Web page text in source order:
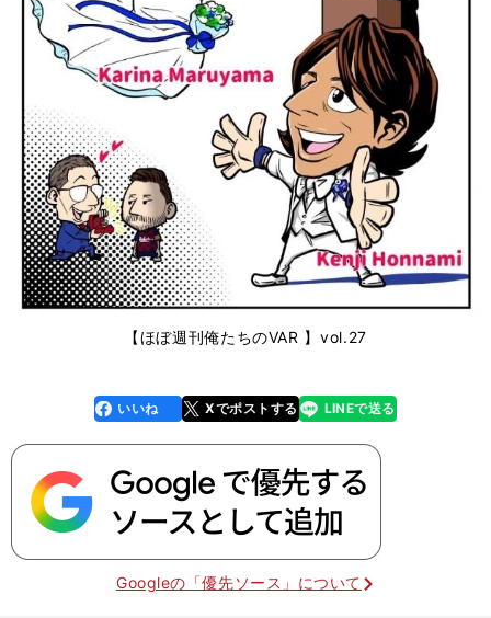
【ほぼ週刊俺たちのVAR 】vol.27
faceboo
k
いいね Xでポストする
line LINEで送る
Googleの「優先ソース」について